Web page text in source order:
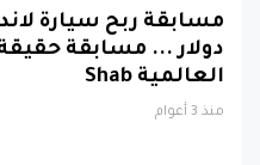
دولار ... مسابقة
العالمية Shab
منذ 3 أعوام